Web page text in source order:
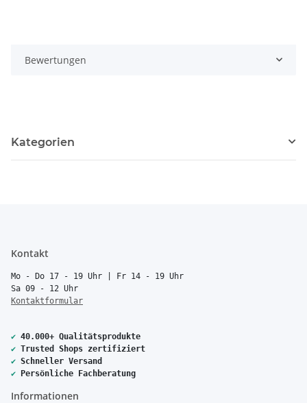
Bewertungen
Kategorien
Kontakt
Mo - Do 17 - 19 Uhr | Fr 14 - 19 Uhr
Sa 09 - 12 Uhr
Kontaktformular
✔ 40.000+ Qualitätsprodukte
✔ Trusted Shops zertifiziert
✔ Schneller Versand
✔ Persönliche Fachberatung
Informationen